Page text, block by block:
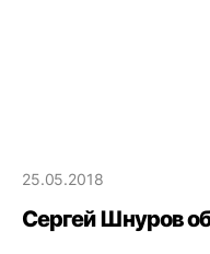
25.05.2018
Сергей Шнуров